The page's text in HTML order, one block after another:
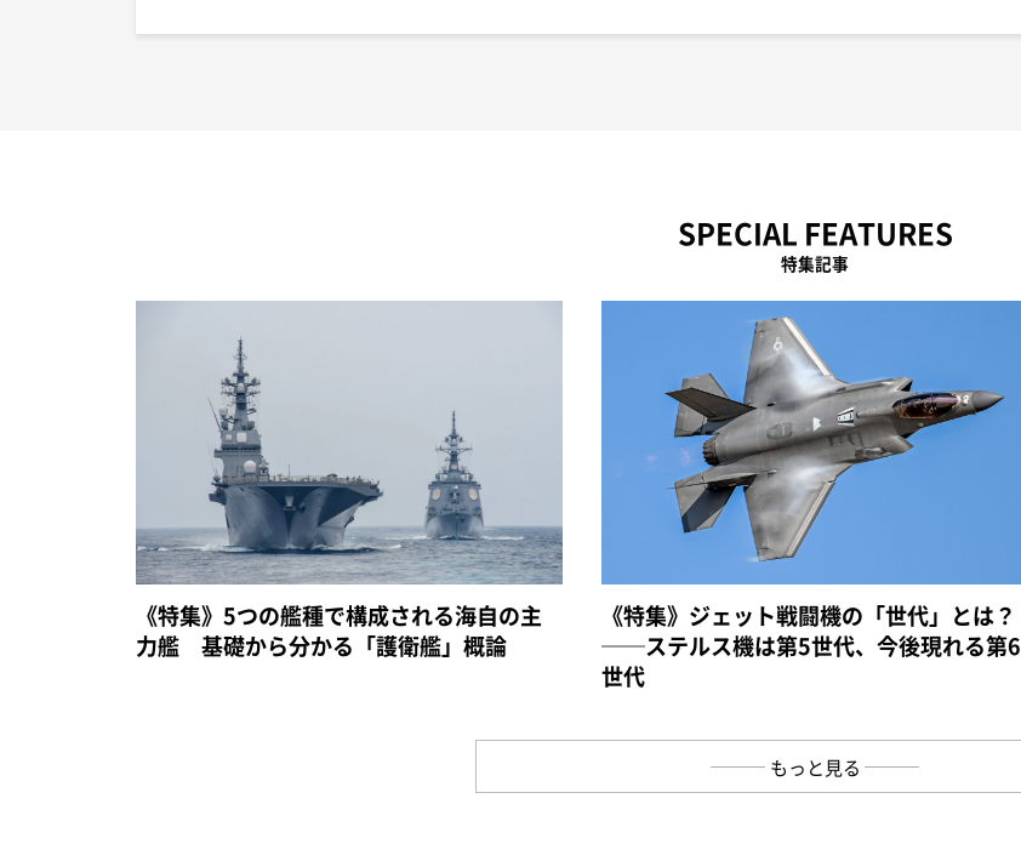
SPECIAL FEATURES
特集記事
《特集》5つの艦種で構成される海自の主
力艦 基礎から分かる「護衛艦」概論
《特集》ジェット戦闘機の「世代」とは？
──ステルス機は第5世代、今後現れる第6
世代
もっと見る